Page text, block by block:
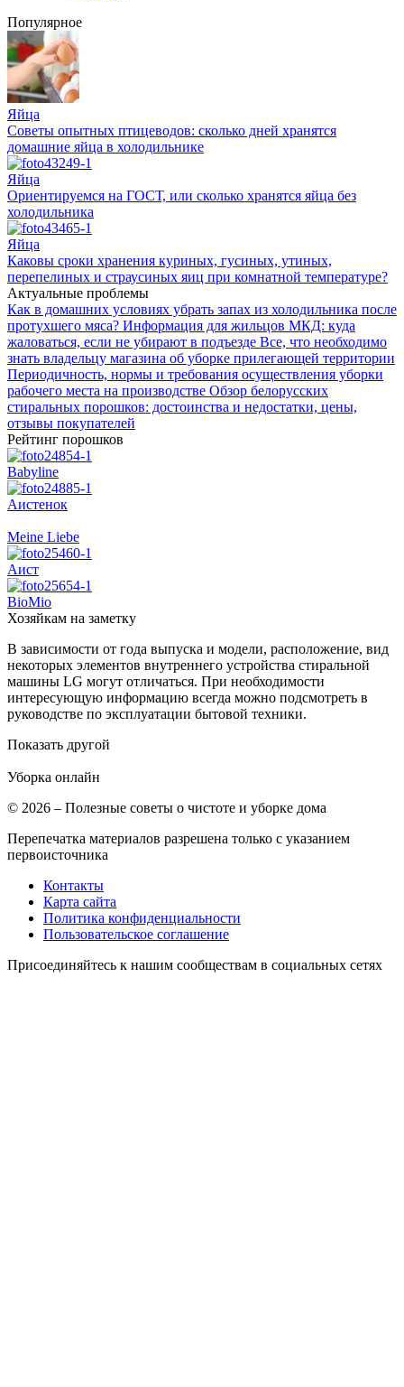
Популярное
Яйца
Советы опытных птицеводов: сколько дней хранятся
домашние яйца в холодильнике
Яйца
Ориентируемся на ГОСТ, или сколько хранятся яйца без
холодильника
Яйца
Каковы сроки хранения куриных, гусиных, утиных,
перепелиных и страусиных яиц при комнатной температуре?
Актуальные проблемы
Как в домашних условиях убрать запах из холодильника после
протухшего мяса? Информация для жильцов МКД: куда
жаловаться, если не убирают в подъезде Все, что необходимо
знать владельцу магазина об уборке прилегающей территории
Периодичность, нормы и требования осуществления уборки
рабочего места на производстве Обзор белорусских
стиральных порошков: достоинства и недостатки, цены,
отзывы покупателей
Рейтинг порошков
Babyline
Аистенок
Meine Liebe
Аист
BioMio
Хозяйкам на заметку
В зависимости от года выпуска и модели, расположение, вид
некоторых элементов внутреннего устройства стиральной
машины LG могут отличаться. При необходимости
интересующую информацию всегда можно подсмотреть в
руководстве по эксплуатации бытовой техники.
Показать другой
Уборка онлайн
© 2026 – Полезные советы о чистоте и уборке дома
Перепечатка материалов разрешена только с указанием
первоисточника
Контакты
Карта сайта
Политика конфиденциальности
Пользовательское соглашение
Присоединяйтесь к нашим сообществам в социальных сетях